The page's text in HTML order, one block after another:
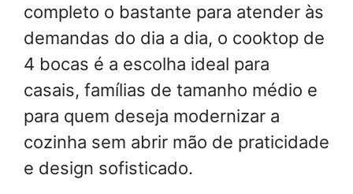
completo o bastante para atender às
demandas do dia a dia, o cooktop de
4 bocas é a escolha ideal para
casais, famílias de tamanho médio e
para quem deseja modernizar a
cozinha sem abrir mão de praticidade
e design sofisticado.